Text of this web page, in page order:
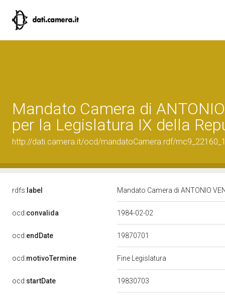
Mandato Camera di
per la Legislatura IX della
http://dati.camera.it/ocd/mandatoCamera.rdf/
rdfs: label Mandato Camera di ANTONIO
ocd:convalida 1984-02-02
ocd:endDate 19870701
ocd:motivoTermine Fine Legislatura
ocd:startDate 19830703